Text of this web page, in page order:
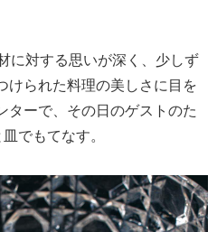
に対する思いが深く、少しず
けられた料理の美しさに目を
ターで、その日のゲストのた
でもてなす。